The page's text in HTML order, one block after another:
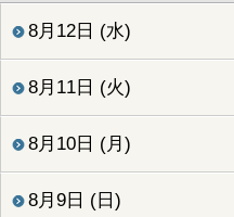
8月12日 (水)
8月11日 (火)
8月10日 (月)
8月9日 (日)